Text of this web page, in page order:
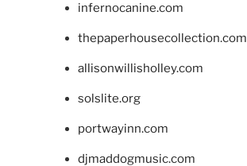
infernocanine.com
thepaperhousecollection.com
allisonwillisholley.com
solslite.org
portwayinn.com
djmaddogmusic.com